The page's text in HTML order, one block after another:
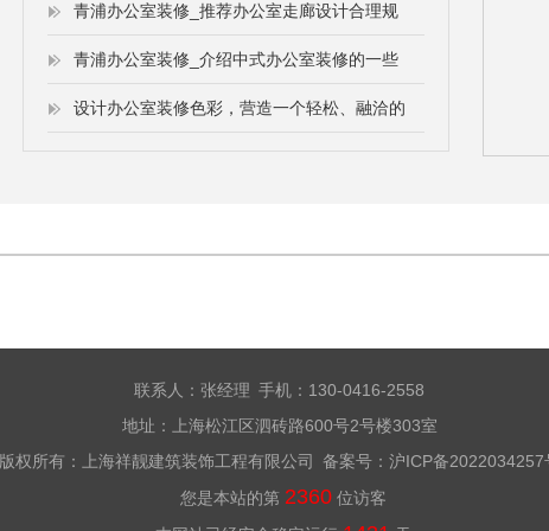
青浦办公室装修_推荐办公室走廊设计合理规
青浦办公室装修_介绍中式办公室装修的一些
设计办公室装修色彩，营造一个轻松、融洽的
联系人：张经理 手机：130-0416-2558
地址：上海松江区泗砖路600号2号楼303室
版权所有：上海祥靓建筑装饰工程有限公司 备案号： 沪ICP备2022034257
您是本站的第 2360 位访客